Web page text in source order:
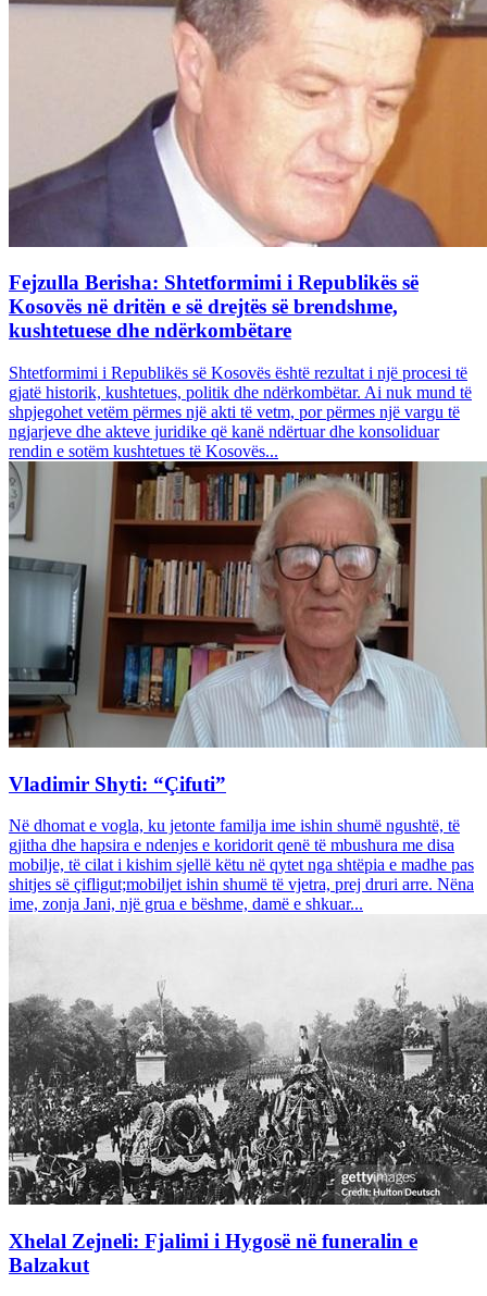
Fejzulla Berisha: Shtetformimi i Republikës së
Kosovës në dritën e së drejtës së brendshme,
kushtetuese dhe ndërkombëtare
Shtetformimi i Republikës së Kosovës është rezultat i një procesi të
gjatë historik, kushtetues, politik dhe ndërkombëtar. Ai nuk mund të
shpjegohet vetëm përmes një akti të vetm, por përmes një vargu të
ngjarjeve dhe akteve juridike që kanë ndërtuar dhe konsoliduar
rendin e sotëm kushtetues të Kosovës...
Vladimir Shyti: “Çifuti”
Në dhomat e vogla, ku jetonte familja ime ishin shumë ngushtë, të
gjitha dhe hapsira e ndenjes e koridorit qenë të mbushura me disa
mobilje, të cilat i kishim sjellë këtu në qytet nga shtëpia e madhe pas
shitjes së çifligut;mobiljet ishin shumë të vjetra, prej druri arre. Nëna
ime, zonja Jani, një grua e bëshme, damë e shkuar...
Xhelal Zejneli: Fjalimi i Hygosë në funeralin e
Balzakut